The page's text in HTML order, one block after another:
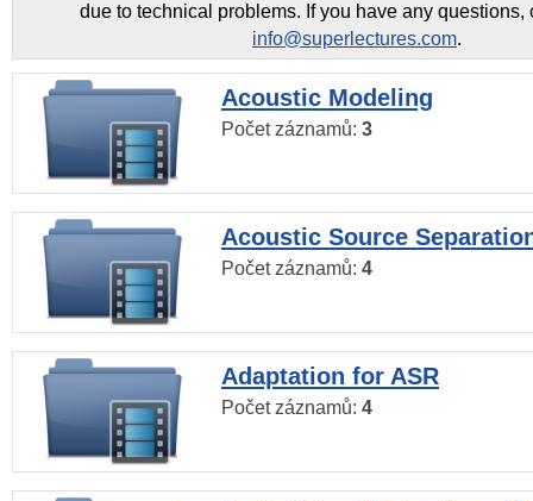
due to technical problems. If you have any questions,
info@superlectures.com.
Acoustic Modeling
Počet záznamů: 3
Acoustic Source
Počet záznamů: 4
Adaptation for ASR
Počet záznamů: 4